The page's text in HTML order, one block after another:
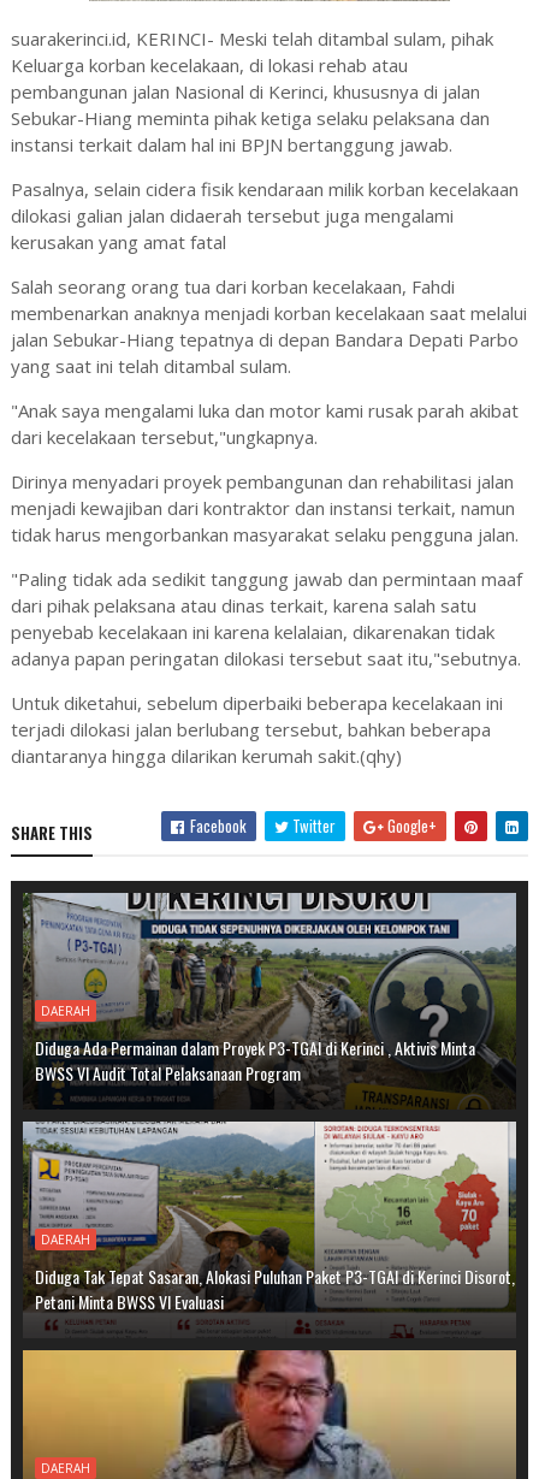
suarakerinci.id, KERINCI- Meski telah ditambal sulam, pihak
Keluarga korban kecelakaan, di lokasi rehab atau
pembangunan jalan Nasional di Kerinci, khususnya di jalan
Sebukar-Hiang meminta pihak ketiga selaku pelaksana dan
instansi terkait dalam hal ini BPJN bertanggung jawab.
Pasalnya, selain cidera fisik kendaraan milik korban kecelakaan
dilokasi galian jalan didaerah tersebut juga mengalami
kerusakan yang amat fatal
Salah seorang orang tua dari korban kecelakaan, Fahdi
membenarkan anaknya menjadi korban kecelakaan saat melalui
jalan Sebukar-Hiang tepatnya di depan Bandara Depati Parbo
yang saat ini telah ditambal sulam.
"Anak saya mengalami luka dan motor kami rusak parah akibat
dari kecelakaan tersebut,"ungkapnya.
Dirinya menyadari proyek pembangunan dan rehabilitasi jalan
menjadi kewajiban dari kontraktor dan instansi terkait, namun
tidak harus mengorbankan masyarakat selaku pengguna jalan.
"Paling tidak ada sedikit tanggung jawab dan permintaan maaf
dari pihak pelaksana atau dinas terkait, karena salah satu
penyebab kecelakaan ini karena kelalaian, dikarenakan tidak
adanya papan peringatan dilokasi tersebut saat itu,"sebutnya.
Untuk diketahui, sebelum diperbaiki beberapa kecelakaan ini
terjadi dilokasi jalan berlubang tersebut, bahkan beberapa
diantaranya hingga dilarikan kerumah sakit.(qhy)
SHARE THIS Facebook Twitter Google+
DAERAH
Diduga Ada Permainan dalam Proyek P3-TGAI di Kerinci , Aktivis Minta
BWSS VI Audit Total Pelaksanaan Program
DAERAH
Diduga Tak Tepat Sasaran, Alokasi Puluhan Paket P3-TGAI di Kerinci Disorot,
Petani Minta BWSS VI Evaluasi
DAERAH